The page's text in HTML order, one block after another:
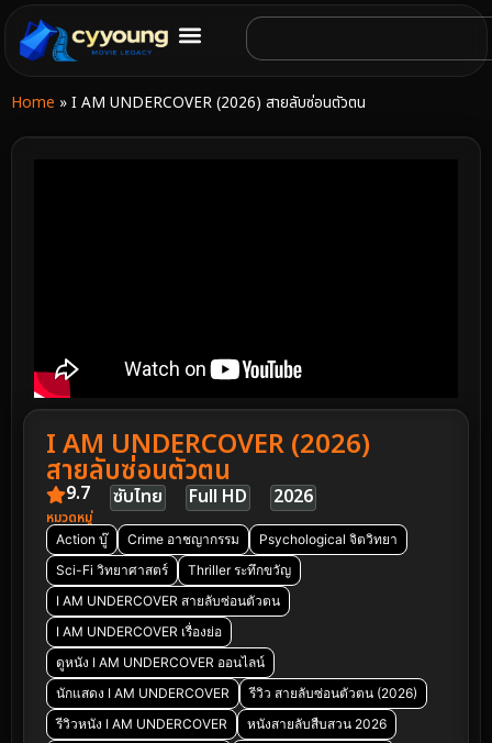
Home » I AM UNDERCOVER (2026) สายลับซ่อนตัวตน
I AM UNDERCOVER (2026)
สายลับซ่อนตัวตน
9.7 ซับไทย Full HD 2026
หมวดหมู่
Action บู๊ Crime อาชญากรรม
Psychological จิตวิทยา
Sci-Fi วิทยาศาสตร์
Thriller ระทึกขวัญ
I AM UNDERCOVER สายลับซ่อนตัวตน
I AM UNDERCOVER เรื่องย่อ
ดูหนัง I AM UNDERCOVER ออนไลน์
นักแสดง I AM UNDERCOVER
รีวิว สายลับซ่อนตัวตน (2026)
รีวิวหนัง I AM UNDERCOVER
หนังสายลับสืบสวน 2026